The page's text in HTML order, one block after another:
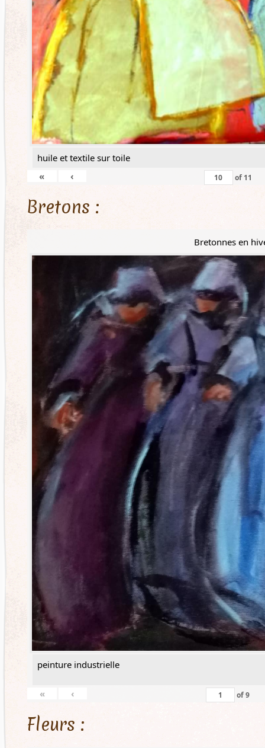
huile et textile sur toile
«
‹ of 11
Bretons :
Bretonnes en
peinture industrielle
« ‹ of9
Fleurs :